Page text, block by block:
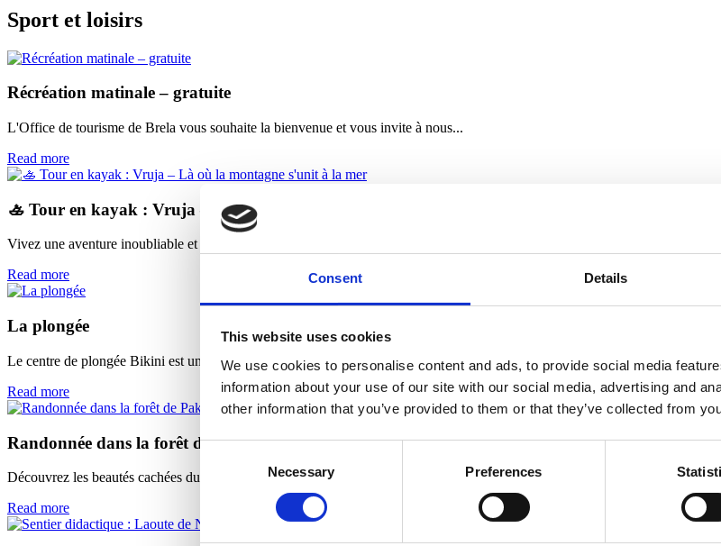
Consent Details
This website uses cookies
We use cookies to personalise content and ads, to provide social media
information about your use of our site with our social media, advertising and
other information that you’ve provided to them or that they’ve collected from
Consent
Necessary Preferences
Sport et loisirs
Récréation matinale – gratuite
L'Office de tourisme de Brela vous souhaite la bienvenue et vous invite à nous...
Read more
🚣 Tour en kayak : Vruja – Là où la montagne s'unit à la mer
Vivez une aventure inoubliable et explorez l'un des plus beaux trésors cachés de...
Read more
La plongée
Le centre de plongée Bikini est une petite entreprise familiale qui offre diverses...
Read more
Randonnée dans la forêt de Pakline sur le mont Biokovo
Découvrez les beautés cachées du Biokovo sur le sentier de Pakline – un voyage à...
Read more